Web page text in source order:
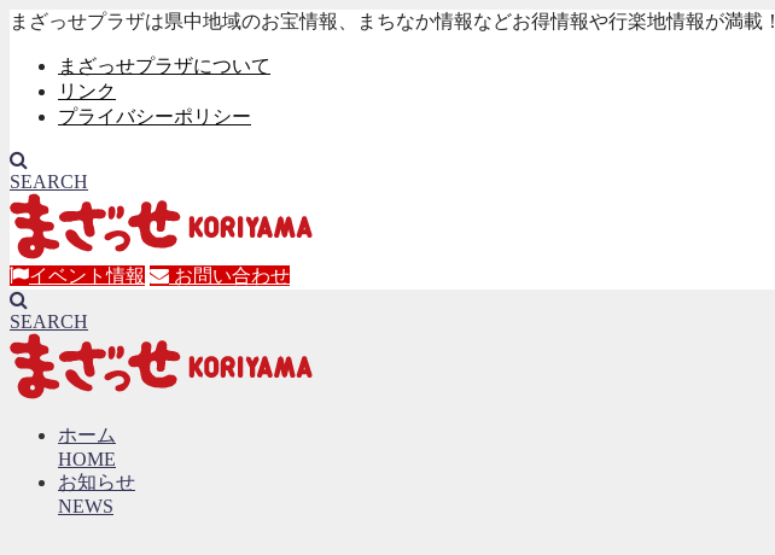
まざっせプラザは県中地域のお宝情報、まちなか情報などお得情報や行楽地情報が満載！
まざっせプラザについて
リンク
プライバシーポリシー
SEARCH
イベント情報 お問い合わせ
SEARCH
ホーム
HOME
お知らせ
NEWS